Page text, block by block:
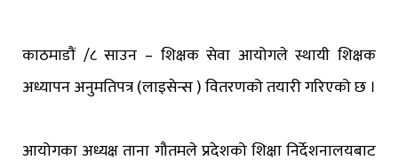
काठमाडौं /८ साउन – शिक्षक सेवा आयोगले स्थायी शिक्षक
अध्यापन अनुमतिपत्र (लाइसेन्स ) वितरणको तयारी गरिएको छ ।
आयोगका अध्यक्ष ताना गौतमले प्रदेशको शिक्षा निर्देशनालयबाट